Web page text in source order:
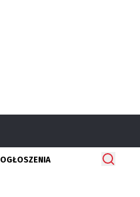
OGŁOSZENIA